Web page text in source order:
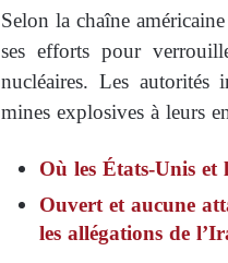
Selon la chaîne
ses efforts pour
nucléaires. Les autorités
mines explosives à leurs
Où les États-Unis
Ouvert et aucune
les allégations de